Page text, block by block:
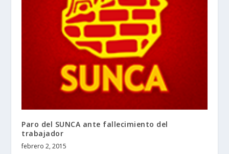
Paro del SUNCA ante fallecimiento del
trabajador
febrero 2, 2015